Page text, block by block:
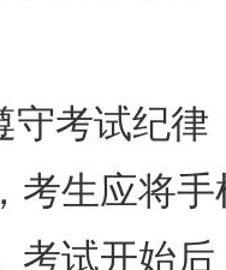
守考试纪律
考生应将
考试开始